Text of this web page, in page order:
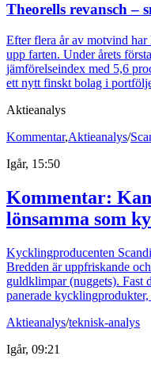
Theorells revansch –
Efter flera år av motvind
upp farten. Under årets
jämförelseindex med 5,6
ett nytt finskt bolag i
Aktieanalys
Kommentar,Aktieanalys/
Igår, 15:50
Kommentar:
lönsamma som
Kycklingproducenten
Bredden är uppfriskande
guldklimpar (nuggets). Fast
panerade
Aktieanalys/teknisk-analys
Igår, 09:21